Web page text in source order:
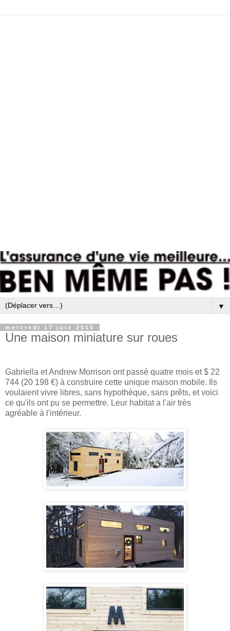
▼
mercredi 17 juin 2015
Une maison miniature sur roues
Gabriella et Andrew Morrison ont passé quatre mois et $ 22
744 (20 198 €) à construire cette unique maison mobile. Ils
voulaient vivre libres, sans hypothèque, sans prêts, et voici
ce qu'ils ont pu se permettre. Leur habitat a l'air très
agréable à l'intérieur.